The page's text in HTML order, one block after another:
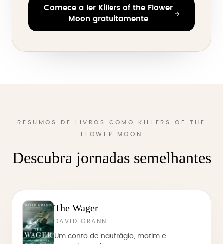
Comece a ler Killers of the Flower
Moon gratuitamente
RESUMOS DE LIVROS COMO KILLERS OF THE
FLOWER MOON
Descubra jornadas semelhantes
The Wager
DAVID GRANN
Um conto de naufrágio, motim e